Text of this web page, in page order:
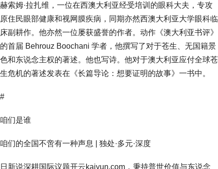
赫索姆·拉扎维，一位在西澳大利亚经受培训的眼科大夫，专攻
原住民眼部健康和视网膜疾病，同期亦然西澳大利亚大学眼科临
床副耕作。他亦然一位屡获盛誉的作者。动作《澳大利亚书评》
的首届 Behrouz Boochani 学者，他撰写了对于苍生、无国籍景
色和东说念主权的著述。他也写诗。他对于澳大利亚应付全球苍
生危机的著述发表在《长篇导论：想要证明的故事》一书中。
#
咱们是谁
咱们的全国不啻有一种声息 | 独处·多元·深度
日新说深耕国际议题开云kaiyun.com，秉持普世价值与东说念